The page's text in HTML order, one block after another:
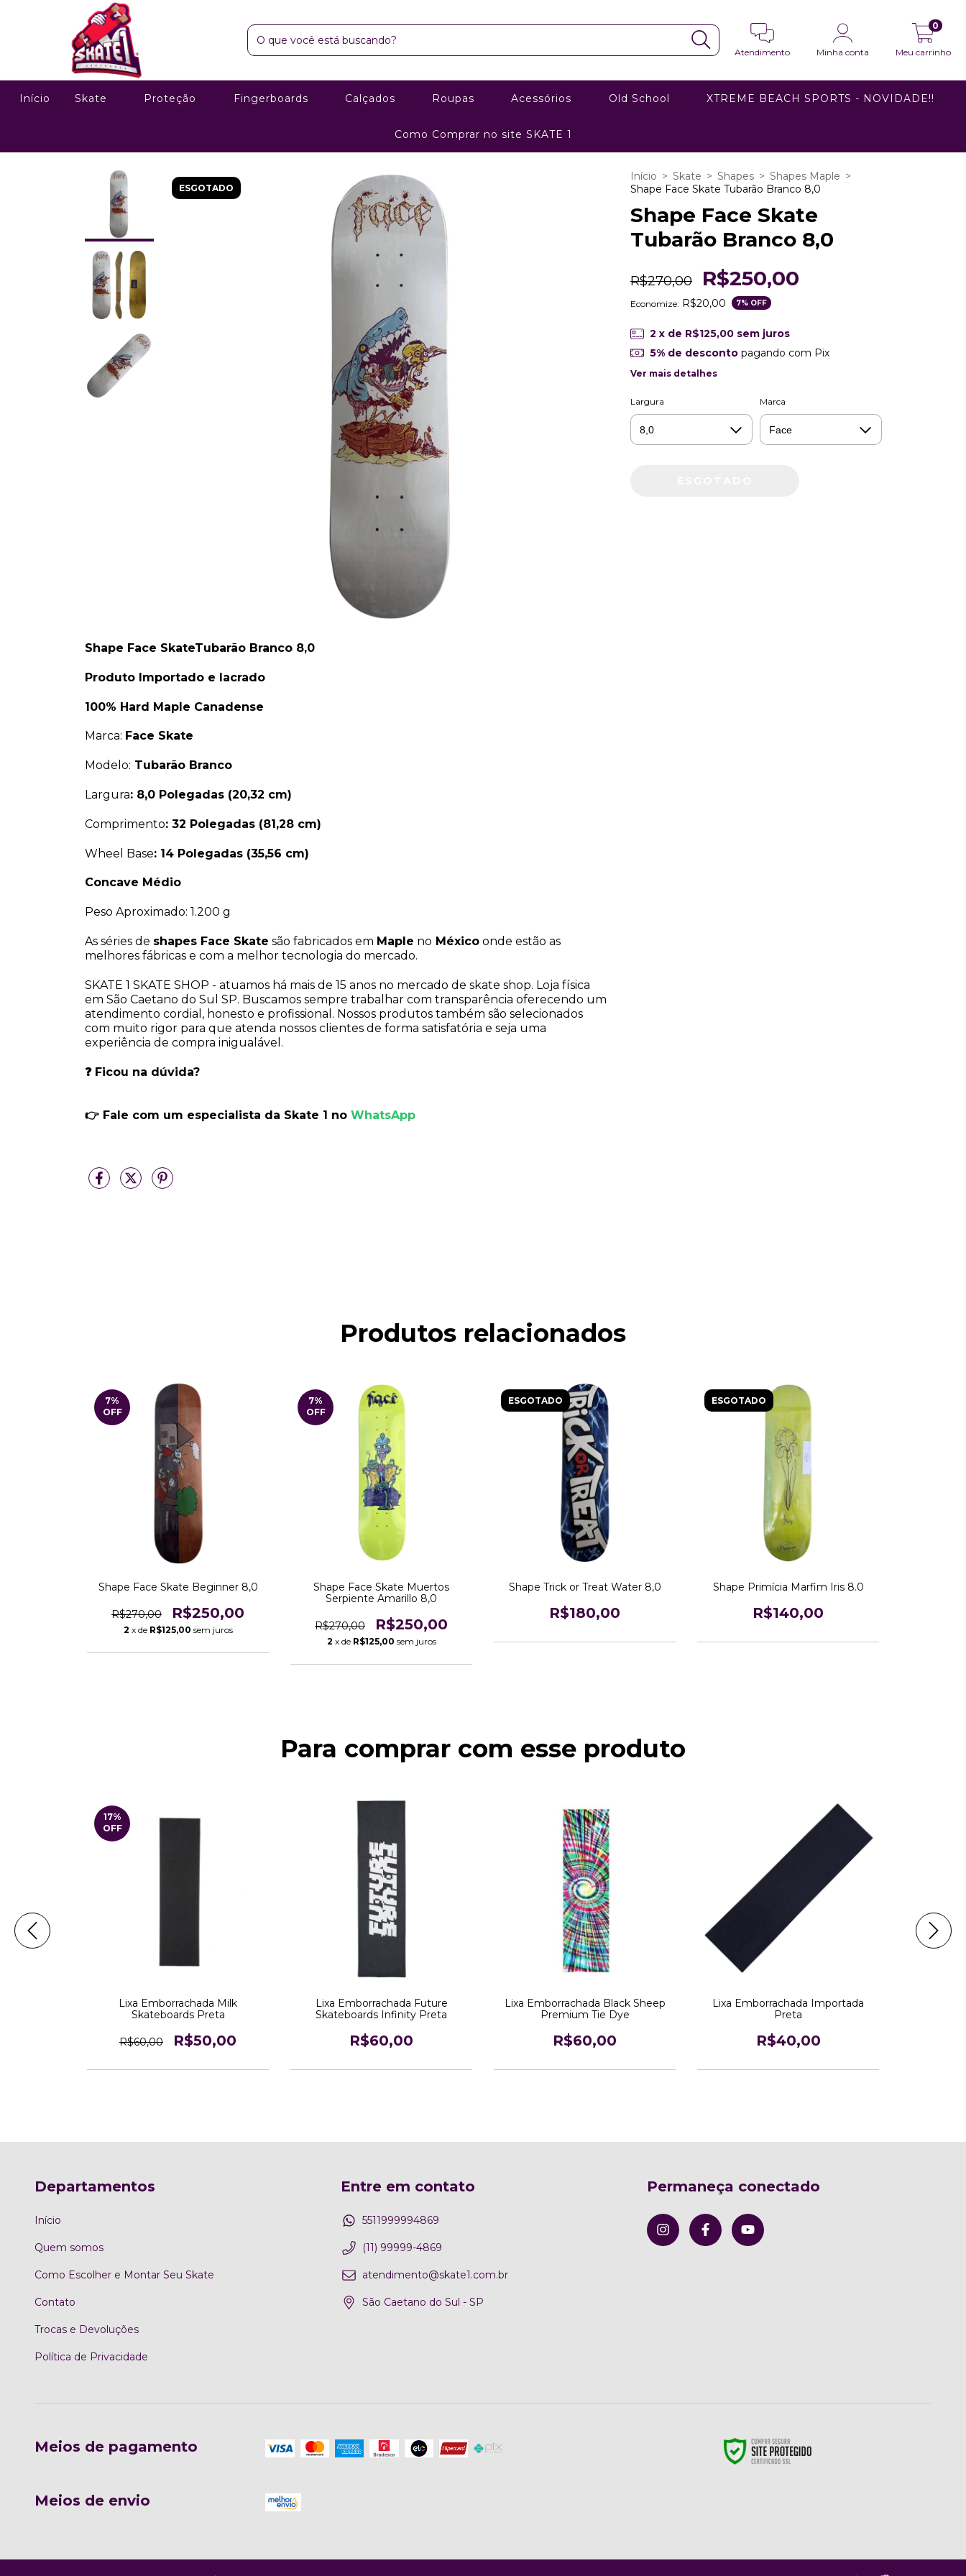
Atendimento Minha conta Meu carrinho
0
Início Skate Proteção Fingerboards Calçados Roupas Acessórios Old School XTREME BEACH SPORTS - NOVIDADE!!
Como Comprar no site SKATE 1
ESGOTADO
Shape Face SkateTubarão Branco 8,0
Produto Importado e lacrado
100% Hard Maple Canadense
Marca: Face Skate
Modelo: Tubarão Branco
Largura: 8,0 Polegadas (20,32 cm)
Comprimento: 32 Polegadas (81,28 cm)
Wheel Base: 14 Polegadas (35,56 cm)
Concave Médio
Peso Aproximado: 1.200 g
As séries de shapes Face Skate são fabricados em Maple no México onde estão as
melhores fábricas e com a melhor tecnologia do mercado.
SKATE 1 SKATE SHOP - atuamos há mais de 15 anos no mercado de skate shop. Loja física
em São Caetano do Sul SP. Buscamos sempre trabalhar com transparência oferecendo um
atendimento cordial, honesto e profissional. Nossos produtos também são selecionados
com muito rigor para que atenda nossos clientes de forma satisfatória e seja uma
experiência de compra inigualável.
❓ Ficou na dúvida?
👉 Fale com um especialista da Skate 1 no WhatsApp
Início > Skate > Shapes > Shapes Maple >
Shape Face Skate Tubarão Branco 8,0
Shape Face Skate
Tubarão Branco 8,0
R$270,00 R$250,00
Economize: R$20,00 7% OFF
2 x de R$125,00 sem juros
5% de descontopagando com Pix
Ver mais detalhes
Largura Marca
Produtos relacionados
7%
OFF
Shape Face Skate Beginner 8,0
R$270,00 R$250,00
2 x de R$125,00 sem juros
7%
OFF
Shape Face Skate Muertos
Serpiente Amarillo 8,0
R$270,00 R$250,00
2 x de R$125,00 sem juros
ESGOTADO
Shape Trick or Treat Water 8,0
R$180,00
ESGOTADO
Shape Primícia Marfim Iris 8.0
R$140,00
Para comprar com esse produto
17%
OFF
Lixa Emborrachada Milk
Skateboards Preta
R$60,00 R$50,00
Lixa Emborrachada Future
Skateboards Infinity Preta
R$60,00
Lixa Emborrachada Black Sheep
Premium Tie Dye
R$60,00
Lixa Emborrachada Importada
Preta
R$40,00
Departamentos
Início
Quem somos
Como Escolher e Montar Seu Skate
Contato
Trocas e Devoluções
Política de Privacidade
Entre em contato
5511999994869
(11) 99999-4869
atendimento@skate1.com.br
São Caetano do Sul - SP
Permaneça conectado
Meios de pagamento
Meios de envio